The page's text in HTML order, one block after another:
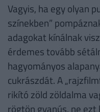
Vagyis, ha egy olyan
színekben”
adagokat kínálnak
érdemes tovább
hagyományos
cukrászdát. A
rikító zöld zöldalma
rögtön gyanús, ne